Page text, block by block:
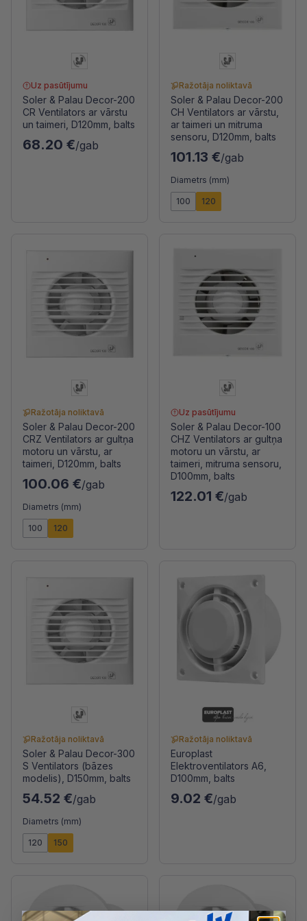
Uz pasūtījumu
Soler & Palau Decor-200
CR Ventilators ar vārstu
un taimeri, D120mm, balts
68.20 €/gab
Ražotāja noliktavā
Soler & Palau Decor-200
CH Ventilators ar vārstu,
ar taimeri un mitruma
sensoru, D120mm, balts
101.13 €/gab
Diametrs (mm)
100 120
Ražotāja noliktavā
Soler & Palau Decor-200
CRZ Ventilators ar gultņa
motoru un vārstu, ar
taimeri, D120mm, balts
100.06 €/gab
Diametrs (mm)
100 120
Uz pasūtījumu
Soler & Palau Decor-100
CHZ Ventilators ar gultņa
motoru un vārstu, ar
taimeri, mitruma sensoru,
D100mm, balts
122.01 €/gab
Ražotāja noliktavā
Soler & Palau Decor-300
S Ventilators (bāzes
modelis), D150mm, balts
54.52 €/gab
Diametrs (mm)
120 150
Ražotāja noliktavā
Europlast
Elektroventilators A6,
D100mm, balts
9.02 €/gab